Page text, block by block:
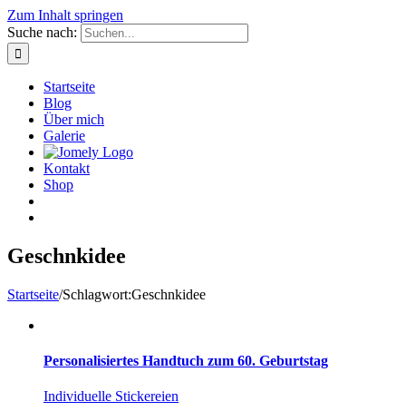
Zum Inhalt springen
Suche nach:
Startseite
Blog
Über mich
Galerie
Kontakt
Shop
Geschnkidee
Startseite/Schlagwort:Geschnkidee
Personalisiertes Handtuch zum 60. Geburtstag
Individuelle Stickereien